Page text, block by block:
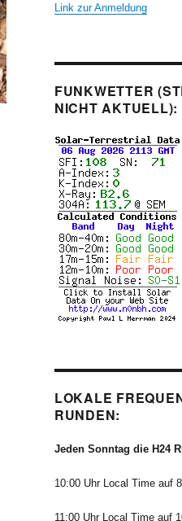
Link zur Anmeldung
FUNKWETTER
NICHT AKTUELL):
LOKALE
RUNDEN:
Jeden Sonntag die H24
10:00 Uhr Local Time auf
11:00 Uhr Local Time auf